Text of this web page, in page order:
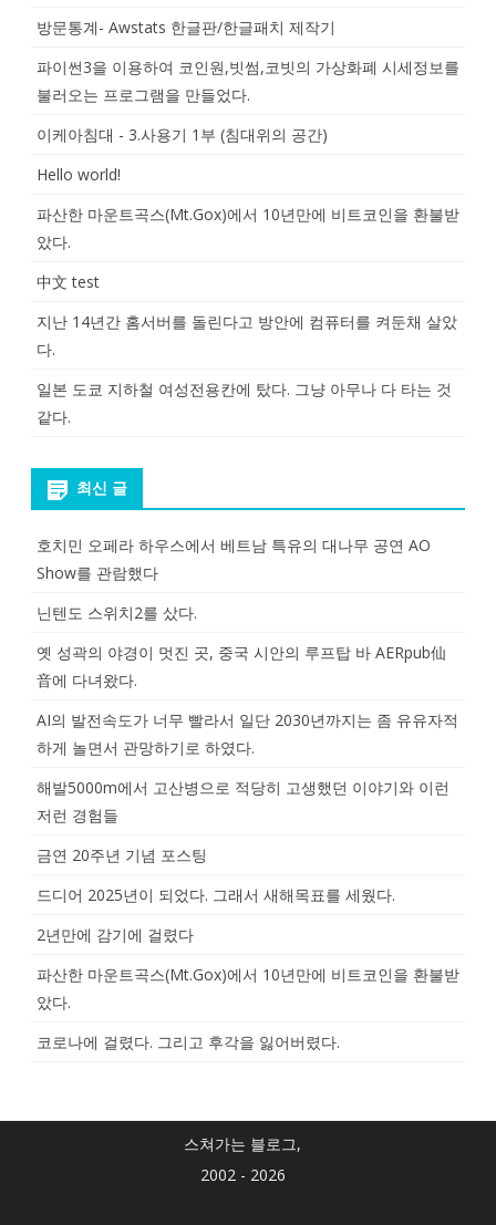
방문통계- Awstats 한글판/한글패치 제작기
파이썬3을 이용하여 코인원,빗썸,코빗의 가상화폐 시세정보를
불러오는 프로그램을 만들었다.
이케아침대 - 3.사용기 1부 (침대위의 공간)
Hello world!
파산한 마운트곡스(Mt.Gox)에서 10년만에 비트코인을 환불받
았다.
中文 test
지난 14년간 홈서버를 돌린다고 방안에 컴퓨터를 켜둔채 살았
다.
일본 도쿄 지하철 여성전용칸에 탔다. 그냥 아무나 다 타는 것
같다.
최신 글
호치민 오페라 하우스에서 베트남 특유의 대나무 공연 AO
Show를 관람했다
닌텐도 스위치2를 샀다.
옛 성곽의 야경이 멋진 곳, 중국 시안의 루프탑 바 AERpub仙
音에 다녀왔다.
AI의 발전속도가 너무 빨라서 일단 2030년까지는 좀 유유자적
하게 놀면서 관망하기로 하였다.
해발5000m에서 고산병으로 적당히 고생했던 이야기와 이런
저런 경험들
금연 20주년 기념 포스팅
드디어 2025년이 되었다. 그래서 새해목표를 세웠다.
2년만에 감기에 걸렸다
파산한 마운트곡스(Mt.Gox)에서 10년만에 비트코인을 환불받
았다.
코로나에 걸렸다. 그리고 후각을 잃어버렸다.
스쳐가는 블로그,
2002 - 2026